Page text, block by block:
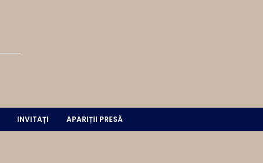
INVITAȚI APARIȚII PRESĂ